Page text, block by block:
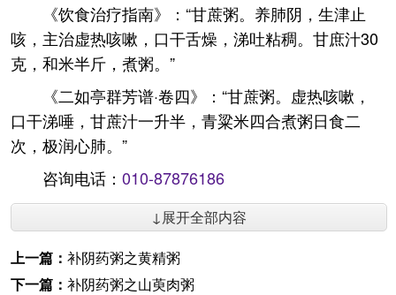
《饮食治疗指南》：“甘蔗粥。养肺阴，生津止
咳，主治虚热咳嗽，口干舌燥，涕吐粘稠。甘庶汁30
克，和米半斤，煮粥。”
《二如亭群芳谱·卷四》：“甘蔗粥。虚热咳嗽，
口干涕唾，甘蔗汁一升半，青粱米四合煮粥日食二
次，极润心肺。”
咨询电话： 010-87876186
↓展开全部内容
上一篇： 补阴药粥之黄精粥
下一篇： 补阴药粥之山萸肉粥